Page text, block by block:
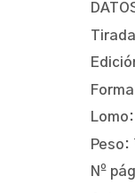
Lomo:
Peso:
Nº